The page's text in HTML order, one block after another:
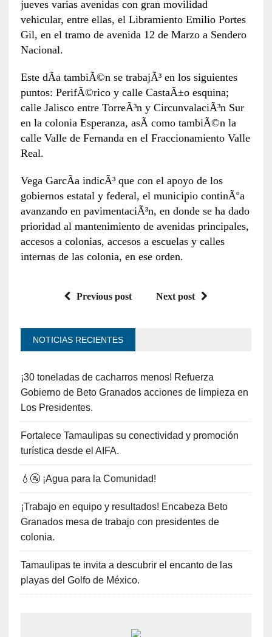
jueves varias avenidas con gran movilidad
vehicular, entre ellas, el Libramiento Emilio Portes
Gil, en el tramo de avenida 12 de Marzo a Sendero
Nacional.
Este dÃ­a tambiÃ©n se trabajÃ³ en los siguientes
puntos: PerifÃ©rico y calle CastaÃ±o esquina;
calle Jalisco entre TorreÃ³n y CircunvalaciÃ³n Sur
en la colonia Esperanza, asÃ­ como tambiÃ©n la
calle Valle de Fernanda en el Fraccionamiento Valle
Real.
Vega GarcÃ­a indicÃ³ que con el apoyo de los
gobiernos estatal y federal, el municipio continÃºa
avanzando en pavimentaciÃ³n, en donde se ha dado
prioridad al mantenimiento de avenidas principales,
accesos a colonias, accesos a escuelas y calles
internas de las colonia, en ese orden.
Previous post Next post
NOTICIAS RECIENTES
¡30 toneladas de cacharros menos! Refuerza
Gobierno de Beto Granados acciones de limpieza en
Los Presidentes.
Fortalece Tamaulipas su conectividad y promoción
turística desde el AIFA.
💧🚰 ¡Agua para la Comunidad!
¡Trabajo en equipo y resultados! Encabeza Beto
Granados mesa de trabajo con presidentes de
colonia.
Tamaulipas te invita a descubrir el encanto de las
playas del Golfo de México.